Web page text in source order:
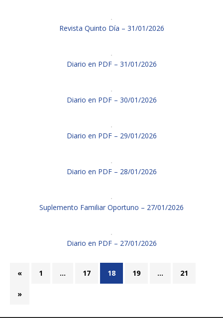
Revista Quinto Día – 31/01/2026
Diario en PDF – 31/01/2026
Diario en PDF – 30/01/2026
Diario en PDF – 29/01/2026
Diario en PDF – 28/01/2026
Suplemento Familiar Oportuno – 27/01/2026
Diario en PDF – 27/01/2026
« 1 … 17 18 19 … 21
»